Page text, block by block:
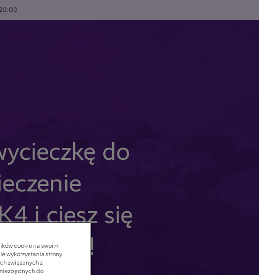
do
i ciesz się
cookie na swoim
wykorzystania strony,
związanych z
do